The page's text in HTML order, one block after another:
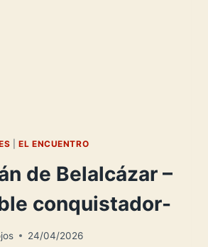
|EL ENCUENTRO
de Belalcázar –
conquistador-
24/04/2026